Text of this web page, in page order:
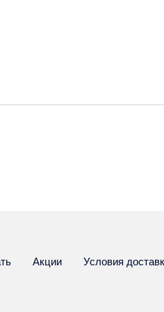
Акции Условия